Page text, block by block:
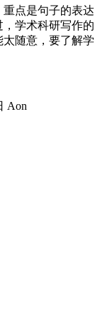
点是句子的表达
学术科研写作的
随意，要了解学
Aon